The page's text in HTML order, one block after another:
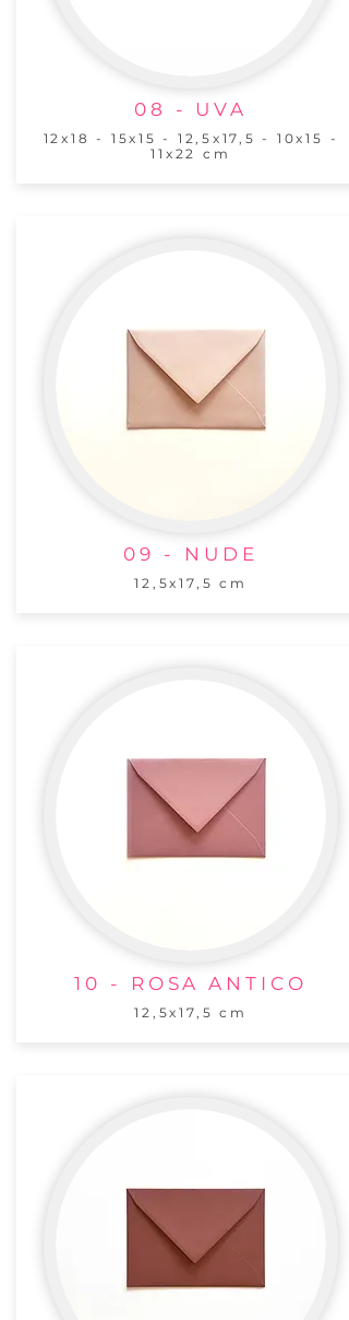
08 - UVA
12x18 - 15x15 - 12,5x17,5 - 10x15 -
11x22 cm
09 - NUDE
12,5x17,5 cm
10 - ROSA ANTICO
12,5x17,5 cm